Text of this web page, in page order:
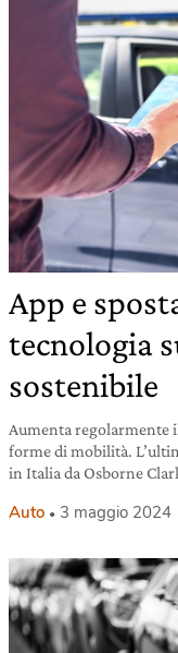
App e
tecnologia
sostenibile
Aumenta regolarmente
forme di mobilità.
in Italia da Osborne
Auto 3 maggio 2024